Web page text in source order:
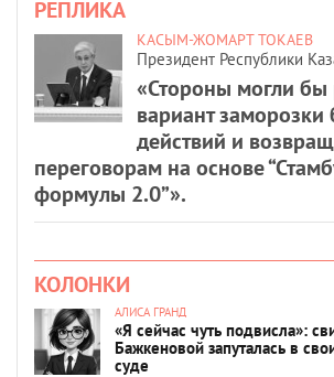
РЕПЛИКА
КАСЫМ-ЖОМАРТ ТОКАЕВ
Президент Республики
«Стороны могли бы
вариант
действий и
переговорам на основе
формулы 2.0”».
КОЛОНКИ
АЛИСА ГРАНД
«Я сейчас чуть подвисла»:
Бажкеновой запуталась в
суде